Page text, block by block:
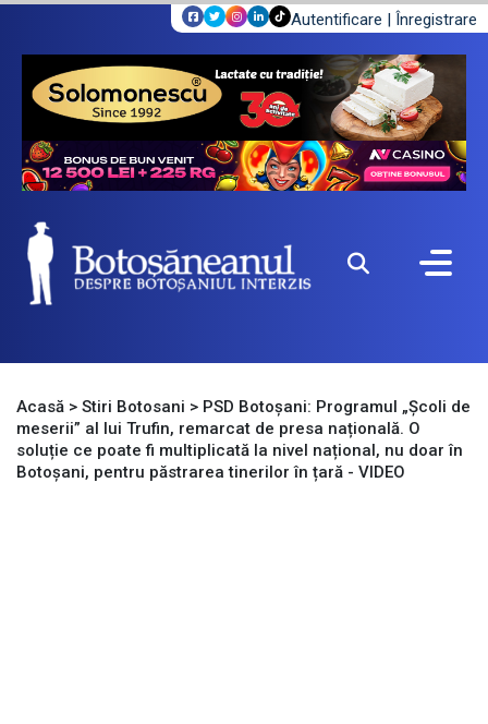
Autentificare | Înregistrare
Acasă > Stiri Botosani > PSD Botoșani: Programul „Școli de
meserii” al lui Trufin, remarcat de presa națională. O
soluție ce poate fi multiplicată la nivel național, nu doar în
Botoșani, pentru păstrarea tinerilor în țară - VIDEO